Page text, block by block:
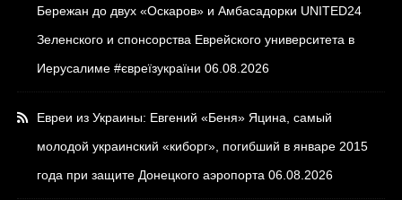
Бережан до двух «Оскаров» и Амбасадорки UNITED24
Зеленского и спонсорства Еврейского университета в
Иерусалиме #євреїзукраїни 06.08.2026
Евреи из Украины: Евгений «Беня» Яцина, самый
молодой украинский «киборг», погибший в январе 2015
года при защите Донецкого аэропорта 06.08.2026